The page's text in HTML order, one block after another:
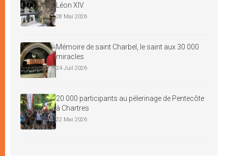
Léon XIV
28 Mai 2026
Mémoire de saint Charbel, le saint aux 30 000
miracles
24 Juil 2026
20 000 participants au pèlerinage de Pentecôte
à Chartres
22 Mai 2026